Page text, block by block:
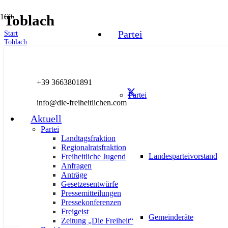
Partei
Partei
Landesparteivorstand
Gemeinderäte
+39 3663801891
info@die-freiheitlichen.com
Aktuell
Partei
Landtagsfraktion
Regionalratsfraktion
Freiheitliche Jugend
Anfragen
Anträge
Gesetzesentwürfe
Pressemitteilungen
Pressekonferenzen
Freigeist
Zeitung „Die Freiheit“
Toblach
Start
Toblach
27. März 2023